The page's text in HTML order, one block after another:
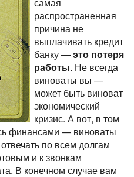
распространенная
причина не
выплачивать кредит
банку —это потеря
работы. Не всегда
виноваты вы —
может быть виноват
экономический
кризис. А вот, в том
финансами — виноваты
по всем долгам
и к звонкам
В конечном случае вам